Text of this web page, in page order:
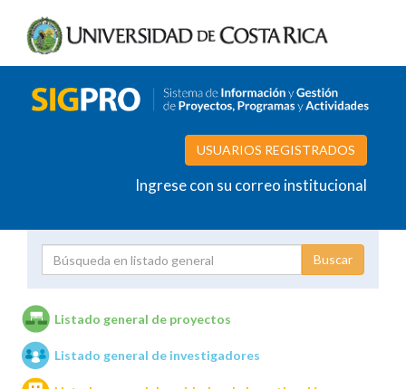
USUARIOS REGISTRADOS
Ingrese con su correo institucional
Unidades de investigación
Listado general de proyectos
Listado general de investigadores